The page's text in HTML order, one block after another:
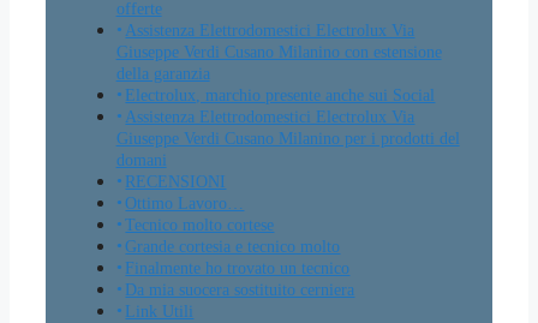
offerte
Assistenza Elettrodomestici Electrolux Via
Giuseppe Verdi Cusano Milanino con estensione
della garanzia
Electrolux, marchio presente anche sui Social
Assistenza Elettrodomestici Electrolux Via
Giuseppe Verdi Cusano Milanino per i prodotti del
domani
RECENSIONI
Ottimo Lavoro…
Tecnico molto cortese
Grande cortesia e tecnico molto
Finalmente ho trovato un tecnico
Da mia suocera sostituito cerniera
Link Utili